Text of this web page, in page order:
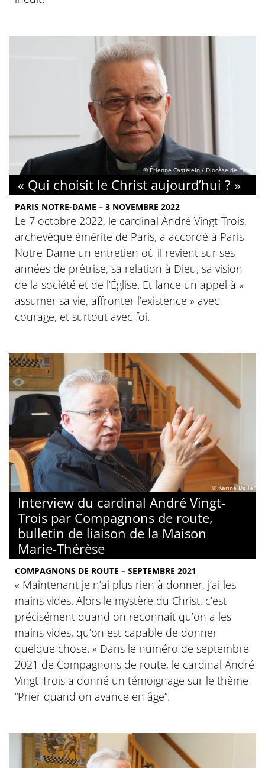
© Étienne Castelein / Diocèse de Paris
« Qui choisit le Christ aujourd’hui ? »
PARIS NOTRE-DAME – 3 NOVEMBRE 2022
Le 7 octobre 2022, le cardinal André Vingt-Trois,
archevêque émérite de Paris, a accordé à Paris
Notre-Dame un entretien où il revient sur ses
années de prêtrise, sa relation à Dieu, sa vision
de la société et de l’Église. Et lance un appel à «
assumer sa vie, affronter l’existence » avec
courage, et surtout avec foi.
© Karine Dalle
Interview du cardinal André Vingt-
Trois par Compagnons de route,
bulletin de liaison de la Maison
Marie-Thérèse
COMPAGNONS DE ROUTE – SEPTEMBRE 2021
« Maintenant je n’ai plus rien à donner, j’ai les
mains vides. Alors le mystère du Christ, c’est
précisément quand on reconnait qu’on a les
mains vides, qu’on est capable de donner
quelque chose. » Dans le numéro de septembre
2021 de Compagnons de route, le cardinal André
Vingt-Trois a donné un témoignage sur le thème
“Prier quand on avance en âge”.